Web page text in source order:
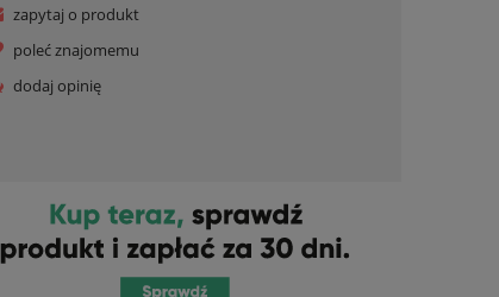
zapytaj o produkt
poleć znajomemu
dodaj opinię